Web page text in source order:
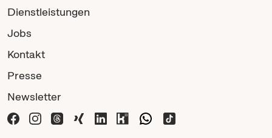
Dienstleistungen
Jobs
Kontakt
Presse
Newsletter